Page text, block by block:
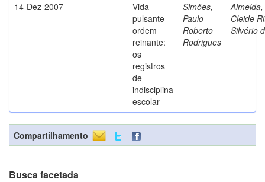
14-Dez-2007
Vida
pulsante -
ordem
reinante:
os
registros
de
indisciplina
escolar
Simões,
Paulo
Roberto
Rodrigues
Almeida,
Cleide
Silvério
Compartilhamento
Busca facetada